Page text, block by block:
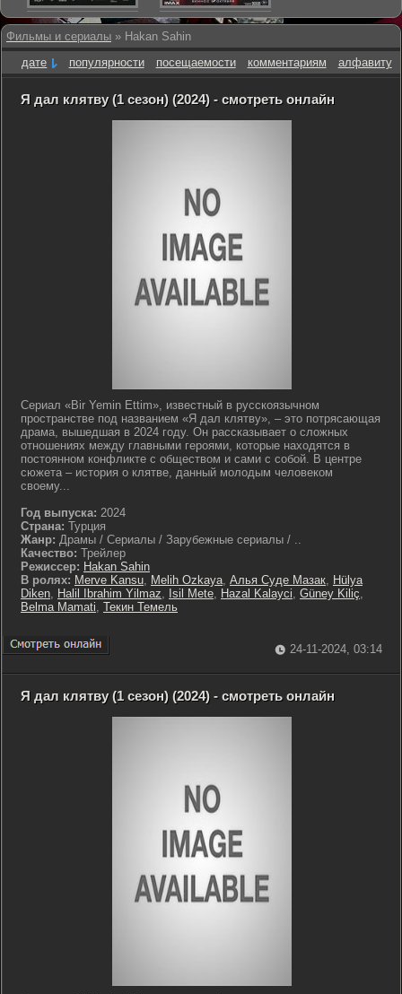
Фильмы и сериалы » Hakan Sahin
дате
популярности посещаемости комментариям алфавиту
Я дал клятву (1 сезон) (2024) - смотреть онлайн
Сериал «Bir Yemin Ettim», известный в русскоязычном
пространстве под названием «Я дал клятву», – это потрясающая
драма, вышедшая в 2024 году. Он рассказывает о сложных
отношениях между главными героями, которые находятся в
постоянном конфликте с обществом и сами с собой. В центре
сюжета – история о клятве, данный молодым человеком
своему...
Год выпуска: 2024
Страна: Турция
Жанр: Драмы / Сериалы / Зарубежные сериалы / ..
Качество: Трейлер
Режиссер: Hakan Sahin
В ролях: Merve Kansu, Melih Ozkaya, Алья Суде Мазак, Hülya
Diken, Halil Ibrahim Yilmaz, Isil Mete, Hazal Kalayci, Güney Kiliç,
Belma Mamati, Текин Темель
24-11-2024, 03:14
Я дал клятву (1 сезон) (2024) - смотреть онлайн